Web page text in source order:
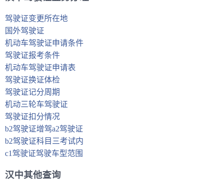
驾驶证变更所在地
国外驾驶证
机动车驾驶证申请条件
驾驶证报考条件
机动车驾驶证申请表
驾驶证换证体检
驾驶证记分周期
机动三轮车驾驶证
驾驶证扣分情况
b2驾驶证增驾a2驾驶证
b2驾驶证科目三考试内
c1驾驶证驾驶车型范围
汉中其他查询